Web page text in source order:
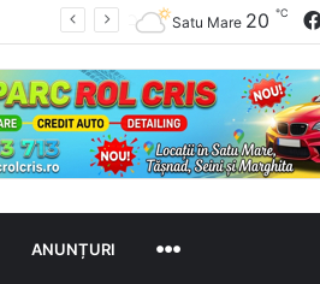
Satu Mare 20 ℃
ANUNȚURI